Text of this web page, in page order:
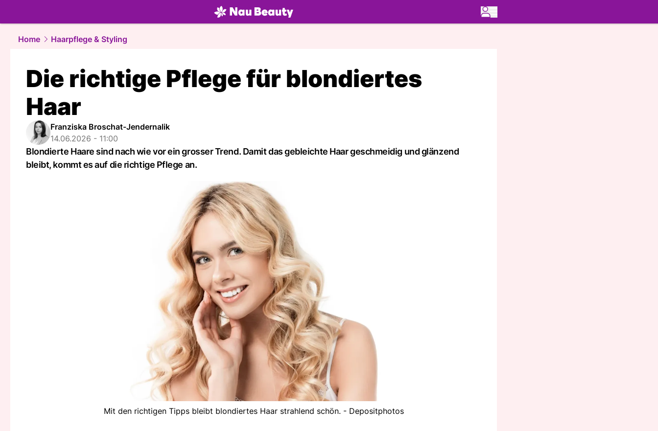
beauty.NAU.ch
Home
Haarpflege & Styling
Die richtige Pflege für blondiertes
Haar
Franziska Broschat-Jendernalik
14.06.2026 - 11:00
Blondierte Haare sind nach wie vor ein grosser Trend. Damit das gebleichte Haar geschmeidig und glänzend
bleibt, kommt es auf die richtige Pflege an.
Mit den richtigen Tipps bleibt blondiertes Haar strahlend schön. - Depositphotos